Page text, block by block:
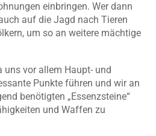
einbringen. Wer dann
auf die Jagd nach Tieren
um so an weitere mächtige
uns vor allem Haupt- und
Punkte führen und wir an
benötigten „Essenzsteine“
und Waffen zu